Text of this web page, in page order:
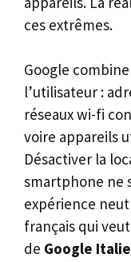
ces extrêmes.
Google
l’utilisateur :
réseaux wi-fi
voire appareils
Désactiver la
smartphone ne
expérience
français qui
de Google Italie